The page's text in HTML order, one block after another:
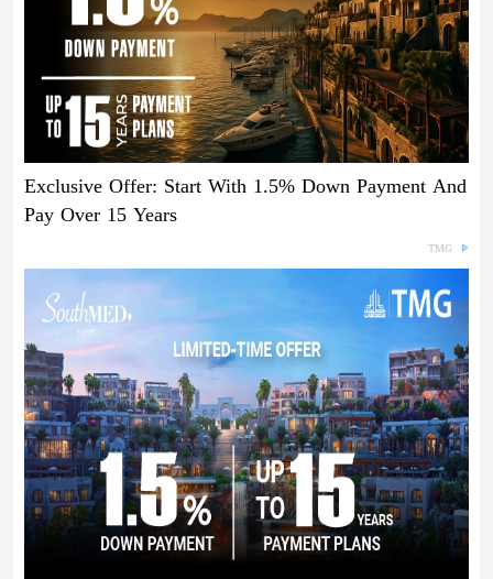
Exclusive Offer: Start With 1.5% Down Payment And
Pay Over 15 Years
TMG